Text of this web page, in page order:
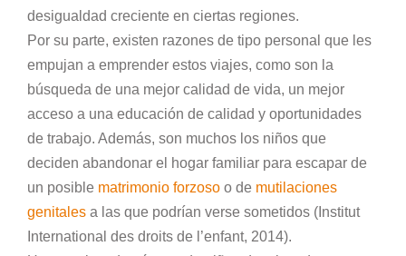
desigualdad creciente en ciertas regiones.
Por su parte, existen razones de tipo personal que les
empujan a emprender estos viajes, como son la
búsqueda de una mejor calidad de vida, un mejor
acceso a una educación de calidad y oportunidades
de trabajo. Además, son muchos los niños que
deciden abandonar el hogar familiar para escapar de
un posible matrimonio forzoso o de mutilaciones
genitales a las que podrían verse sometidos (Institut
International des droits de l’enfant, 2014).